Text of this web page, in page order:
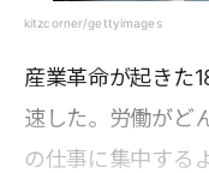
kitzcorner/gettyimages
産業革命が起きた
速した。労働がど
の仕事に集中する